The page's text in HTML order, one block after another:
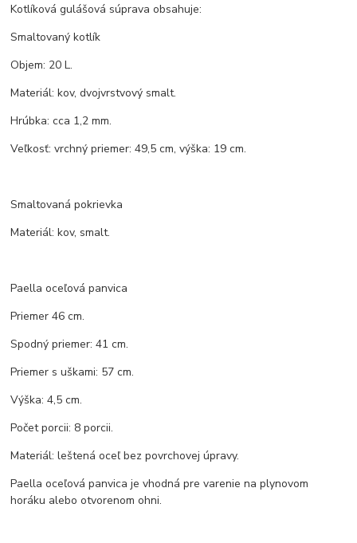
Kotlíková gulášová súprava obsahuje:
Smaltovaný kotlík
Objem: 20 L.
Materiál: kov, dvojvrstvový smalt.
Hrúbka: cca 1,2 mm.
Veľkosť: vrchný priemer: 49,5 cm, výška: 19 cm.
Smaltovaná pokrievka
Materiál: kov, smalt.
Paella oceľová panvica
Priemer 46 cm.
Spodný priemer: 41 cm.
Priemer s uškami: 57 cm.
Výška: 4,5 cm.
Počet porcii: 8 porcii.
Materiál: leštená oceľ bez povrchovej úpravy.
Paella oceľová panvica je vhodná pre varenie na plynovom
horáku alebo otvorenom ohni.